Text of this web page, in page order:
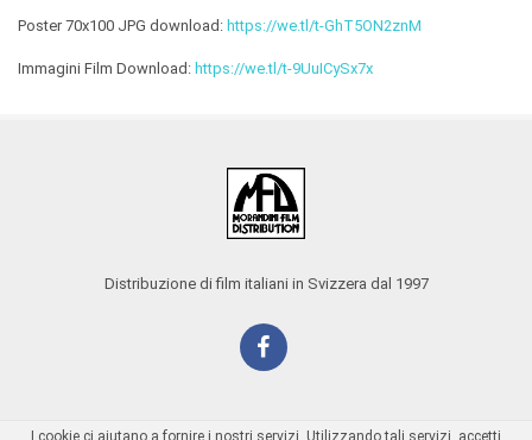
Poster 70x100 JPG download: https://we.tl/t-GhT5ON2znM
Immagini Film Download: https://we.tl/t-9UuICySx7x
Distribuzione di film italiani in Svizzera dal 1997
I cookie ci aiutano a fornire i nostri servizi. Utilizzando tali servizi, accetti